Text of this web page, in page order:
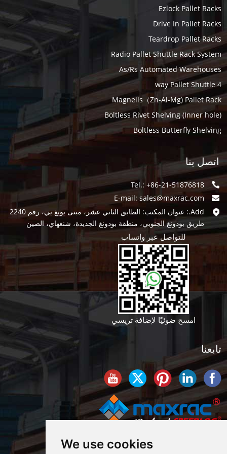
We use cookies
Ezlock Pallet Racks
Drive In Pallet Racks
Teardrop Pallet Racks
Radio Pallet Shuttle Rack System
As/Rs Automated Warehouses
4 way Pallet Shuttle
Magneils（Zn-Al-Mg) Pallet Rack
Boltless Rivet Shelving (Inner hole)
Boltless Butterfly Shelving
اتصل بنا
Tel.: +86-21-51876818
E-mail:sales@maxrac.com
Add.: عنوان المكتب: الطابق الثاني عشر، مبنى يونغ يي، رقم 2240
طريق بودونغ الجنوبي، منطقة بودونغ الجديدة، شنغهاي، الصين
للتواصل عبر واتساب
امسح ضوئيًا لإضافة تريسي
تابعنا